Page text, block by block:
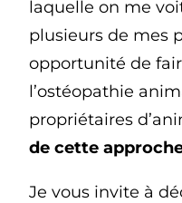
laquelle on me
plusieurs de mes
opportunité de
l’ostéopathie
propriétaires
de cette
Je vous invite à